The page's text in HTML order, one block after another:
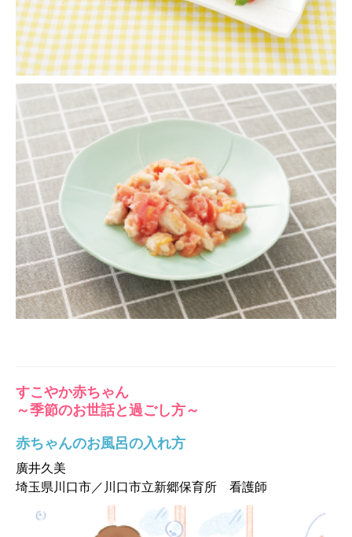
すこやか赤ちゃん
～季節のお世話と過ごし方～
赤ちゃんのお風呂の入れ方
廣井久美
埼玉県川口市／川口市立新郷保育所 看護師